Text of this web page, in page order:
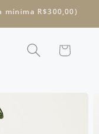
mínima R$300,00)
Carrinho